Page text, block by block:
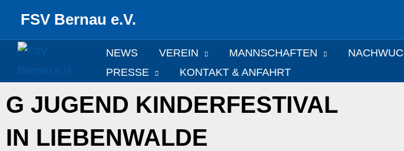
Inhalt
springen
FSV Bernau e.V.
NEWS VEREIN MANNSCHAFTEN
PRESSE
KONTAKT & ANFAHRT
G JUGEND KINDERFESTIVAL
IN LIEBENWALDE